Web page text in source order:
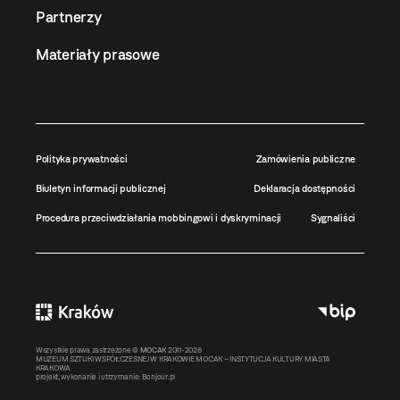
Partnerzy
Materiały prasowe
Polityka prywatności Zamówienia publiczne
Biuletyn informacji publicznej Deklaracja dostępności
Procedura przeciwdziałania mobbingowi i dyskryminacji Sygnaliści
Wszystkie prawa zastrzeżone © MOCAK 2011-2026
MUZEUM SZTUKI WSPÓŁCZESNEJ W KRAKOWIE MOCAK – INSTYTUCJA KULTURY MIASTA
KRAKOWA
projekt, wykonanie i utrzymanie: Bonjour.pl